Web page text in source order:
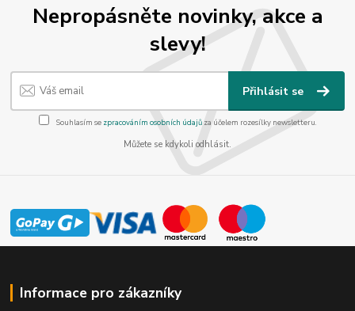
Nepropásněte novinky, akce a
slevy!
Přihlásit se
Souhlasím se zpracováním osobních údajůza účelem rozesílky newsletteru.
Můžete se kdykoli odhlásit.
Informace pro zákazníky